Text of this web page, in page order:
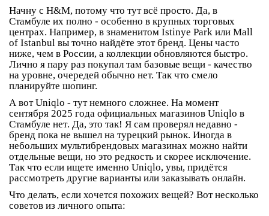
Начну с H&M, потому что тут всё просто. Да, в
Стамбуле их полно - особенно в крупных торговых
центрах. Например, в знаменитом Istinye Park или Mall
of Istanbul вы точно найдёте этот бренд. Цены часто
ниже, чем в России, а коллекции обновляются быстро.
Лично я пару раз покупал там базовые вещи - качество
на уровне, очередей обычно нет. Так что смело
планируйте шопинг.
А вот Uniqlo - тут немного сложнее. На момент
сентября 2025 года официальных магазинов Uniqlo в
Стамбуле нет. Да, это так! Я сам проверял недавно -
бренд пока не вышел на турецкий рынок. Иногда в
небольших мультибрендовых магазинах можно найти
отдельные вещи, но это редкость и скорее исключение.
Так что если ищете именно Uniqlo, увы, придётся
рассмотреть другие варианты или заказывать онлайн.
Что делать, если хочется похожих вещей? Вот несколько
советов из личного опыта: